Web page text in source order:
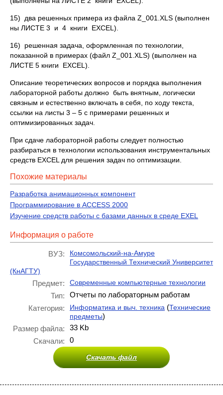
15) два решенных примера из файла Z_001.XLS (выполнен
ны ЛИСТЕ 3 и 4 книги EXCEL).
16) решенная задача, оформленная по технологии,
показанной в примерах (файл Z_001.XLS) (выполнен на
ЛИСТЕ 5 книги EXCEL).
Описание теоретических вопросов и порядка выполнения
лабораторной работы должно быть внятным, логически
связным и естественно включать в себя, по ходу текста,
ссылки на листы 3 – 5 с примерами решенных и
оптимизированных задач.
При сдаче лабораторной работы следует полностью
разбираться в технологии использования инструментальных
средств EXCEL для решения задач по оптимизации.
Похожие материалы
Разработка анимационных компонент
Программирование в ACCESS 2000
Изучение средств работы с базами данных в среде EXEL
Информация о работе
ВУЗ:
Комсомольский-на-Амуре
Государственный Технический Университет
(КнАГТУ)
Предмет: Современные компьютерные технологии
Тип:
Отчеты по лабораторным работам
Категория:
Информатика и выч. техника (Технические
предметы)
Размер файла:
33 Kb
Скачали:
0
Скачать файл